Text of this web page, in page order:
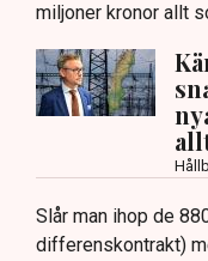
miljoner kronor allt
Slår man ihop de
differenskontrakt)